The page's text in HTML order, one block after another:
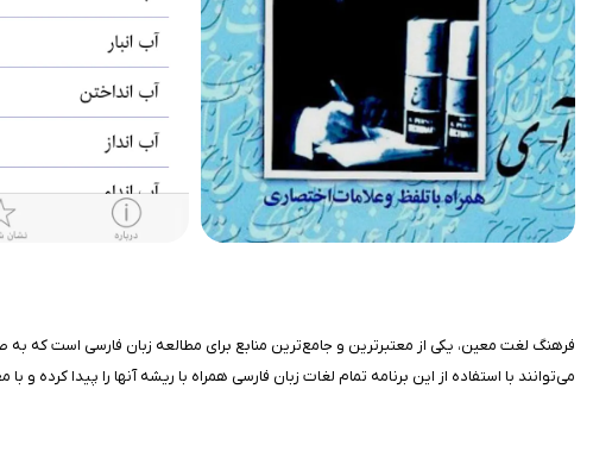
فرهنگ لغت معین، یکی از معتبرترین و جامع‌ترین منابع برای مطالعه زبان فارسی است که به
می‌توانند با استفاده از این برنامه تمام لغات زبان فارسی همراه با ریشه آنها را پیدا کرده و با